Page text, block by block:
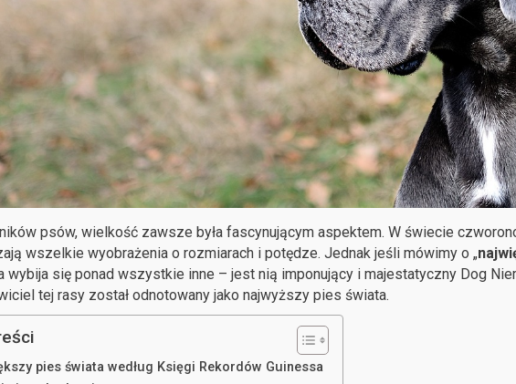
psów, wielkość zawsze była fascynującym aspektem. W świecie
wszelkie wyobrażenia o rozmiarach i potędze. Jednak jeśli mówimy o „
wybija się ponad wszystkie inne – jest nią imponujący i majestatyczny Dog
tej rasy został odnotowany jako najwyższy pies świata.
pies świata według Księgi Rekordów Guinessa